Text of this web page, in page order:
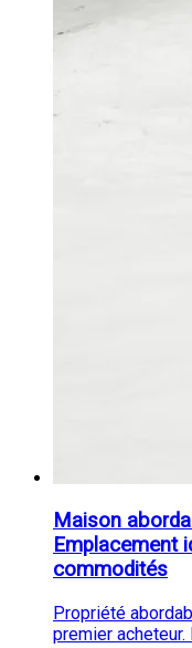
Maison
Emplacement
commodités
Propriété
premier